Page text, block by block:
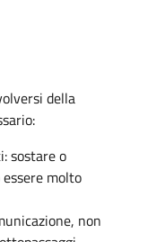
della
sostare o
molto
non